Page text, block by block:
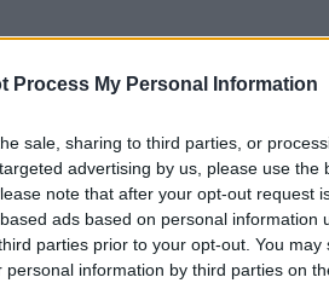
Process My Personal Information
sale, sharing to third parties, or
advertising by us, please use the
note that after your opt-out request
ads based on personal information
parties prior to your opt-out. You
information by third parties on